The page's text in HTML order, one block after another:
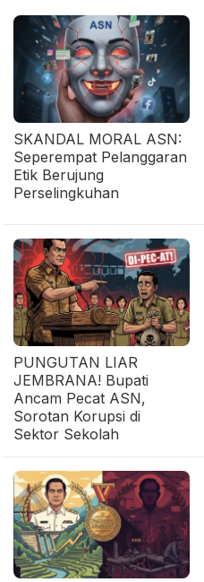
SKANDAL MORAL ASN:
Seperempat Pelanggaran
Etik Berujung
Perselingkuhan
PUNGUTAN LIAR
JEMBRANA! Bupati
Ancam Pecat ASN,
Sorotan Korupsi di
Sektor Sekolah